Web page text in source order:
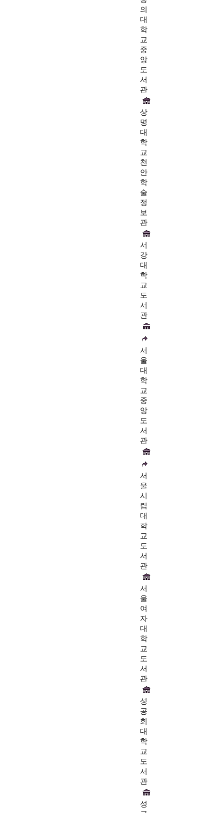
의
대
학
교
중
앙
도
서
관
상
명
대
학
교
천
안
학
술
정
보
관
서
강
대
학
교
도
서
관
서
울
대
학
교
중
앙
도
서
관
서
울
시
립
대
학
교
도
서
관
서
울
여
자
대
학
교
도
서
관
성
공
회
대
학
교
도
서
관
성